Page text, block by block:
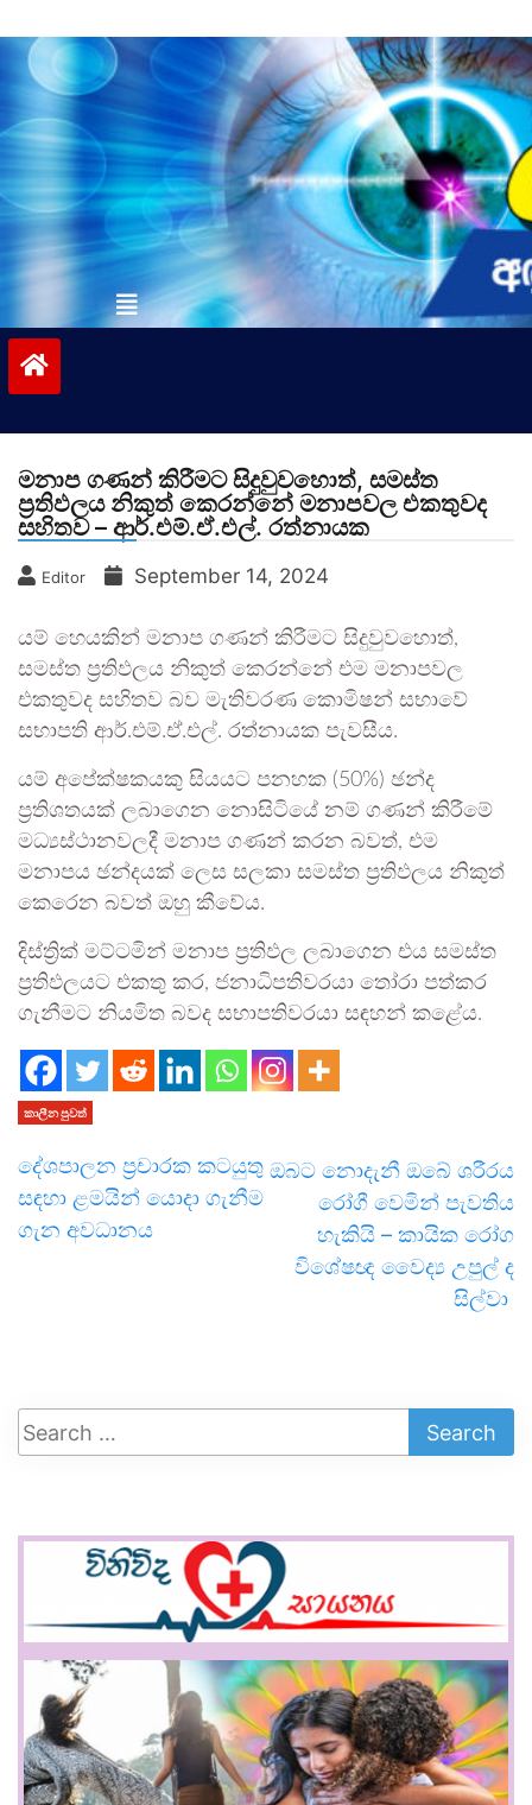
to
contentvinivida.lk
මනාප ගණන් කිරීමට සිදුවුවහොත්, සමස්ත
ප්‍රතිඵලය නිකුත් කෙරන්නේ මනාපවල එකතුවද
සහිතව – ආර්.එම්.ඒ.එල්. රත්නායක
Editor September 14, 2024
යම් හෙයකින් මනාප ගණන් කිරීමට සිදුවුවහොත්,
සමස්ත ප්‍රතිඵලය නිකුත් කෙරන්නේ එම මනාපවල
එකතුවද සහිතව බව මැතිවරණ කොමිෂන් සභාවේ
සභාපති ආර්.එම්.ඒ.එල්. රත්නායක පැවසීය.
යම් අපේක්ෂකයකු සියයට පනහක (50%) ඡන්ද
ප්‍රතිශතයක් ලබාගෙන නොසිටියේ නම් ගණන් කිරීමේ
මධ්‍යස්ථානවලදී මනාප ගණන් කරන බවත්, එම
මනාපය ඡන්දයක් ලෙස සලකා සමස්ත ප්‍රතිඵලය නිකුත්
කෙරෙන බවත් ඔහු කීවේය.
දිස්ත්‍රික් මට්ටමින් මනාප ප්‍රතිඵල ලබාගෙන එය සමස්ත
ප්‍රතිඵලයට එකතු කර, ජනාධිපතිවරයා තෝරා පත්කර
ගැනීමට නියමිත බවද සභාපතිවරයා සඳහන් කළේය.
කාලීන පුවත්
දේශපාලන ප්‍රචාරක කටයුතු
සඳහා ළමයින් යොදා ගැනීම
ගැන අවධානය
ඔබට නොදැනී ඔබේ ශරීරය
රෝගී වෙමින් පැවතිය
හැකියි – කායික රෝග
විශේෂඥ වෛද්‍ය උපුල් ද
සිල්වා